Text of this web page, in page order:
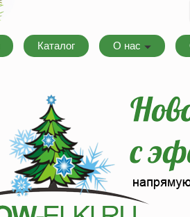
Каталог О нас